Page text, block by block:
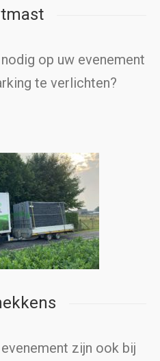
op uw evenement
te verlichten?
zijn ook bij